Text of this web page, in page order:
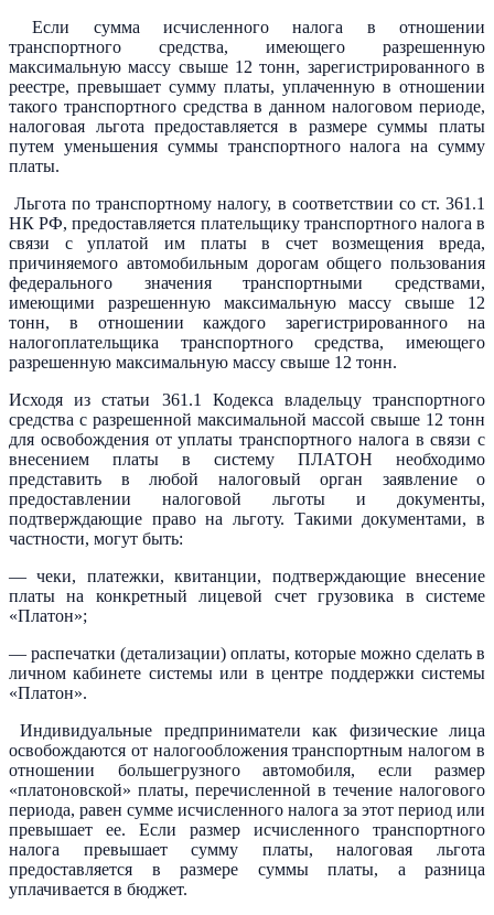
Если сумма исчисленного налога в отношении
транспортного средства, имеющего разрешенную
максимальную массу свыше 12 тонн, зарегистрированного в
реестре, превышает сумму платы, уплаченную в отношении
такого транспортного средства в данном налоговом периоде,
налоговая льгота предоставляется в размере суммы платы
путем уменьшения суммы транспортного налога на сумму
платы.
Льгота по транспортному налогу, в соответствии со ст. 361.1
НК РФ, предоставляется плательщику транспортного налога в
связи с уплатой им платы в счет возмещения вреда,
причиняемого автомобильным дорогам общего пользования
федерального значения транспортными средствами,
имеющими разрешенную максимальную массу свыше 12
тонн, в отношении каждого зарегистрированного на
налогоплательщика транспортного средства, имеющего
разрешенную максимальную массу свыше 12 тонн.
Исходя из статьи 361.1 Кодекса владельцу транспортного
средства с разрешенной максимальной массой свыше 12 тонн
для освобождения от уплаты транспортного налога в связи с
внесением платы в систему ПЛАТОН необходимо
представить в любой налоговый орган заявление о
предоставлении налоговой льготы и документы,
подтверждающие право на льготу. Такими документами, в
частности, могут быть:
— чеки, платежки, квитанции, подтверждающие внесение
платы на конкретный лицевой счет грузовика в системе
«Платон»;
— распечатки (детализации) оплаты, которые можно сделать в
личном кабинете системы или в центре поддержки системы
«Платон».
Индивидуальные предприниматели как физические лица
освобождаются от налогообложения транспортным налогом в
отношении большегрузного автомобиля, если размер
«платоновской» платы, перечисленной в течение налогового
периода, равен сумме исчисленного налога за этот период или
превышает ее. Если размер исчисленного транспортного
налога превышает сумму платы, налоговая льгота
предоставляется в размере суммы платы, а разница
уплачивается в бюджет.